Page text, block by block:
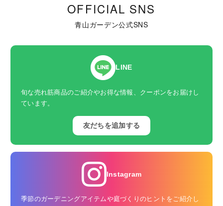
OFFICIAL SNS
青山ガーデン公式SNS
LINE
旬な売れ筋商品のご紹介やお得な情報、クーポンをお届けし
ています。
友だちを追加する
Instagram
季節のガーデニングアイテムや庭づくりのヒントをご紹介し